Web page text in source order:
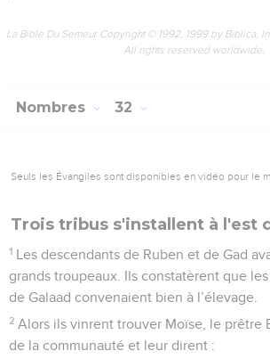
La Bible Du Semeur Copyright © 1992, 1999 by Biblica,
All rights reserved worldwide.
Nombres 32
Seuls les Évangiles sont disponibles en vidéo pour le
Trois tribus s'installent à l'est
1 Les descendants de Ruben et de Gad
grands troupeaux. Ils constatèrent que
de Galaad convenaient bien à l’élevage.
2 Alors ils vinrent trouver Moïse, le prêtre
de la communauté et leur dirent :